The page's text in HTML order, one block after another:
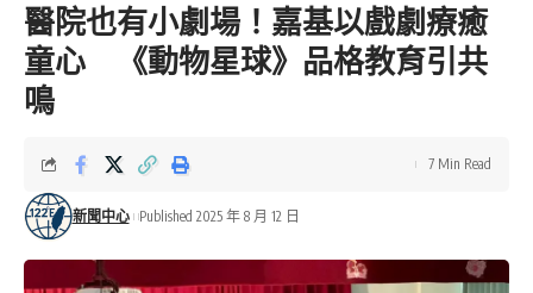
醫院也有小劇場！嘉基以戲劇療癒
童心 《動物星球》品格教育引共
鳴
新聞中心 Published 2025 年 8 月 12 日
7 Min Read